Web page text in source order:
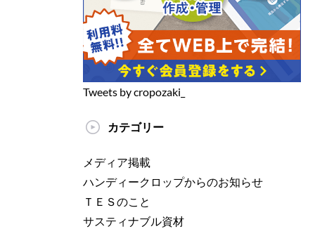
Tweets by cropozaki_
カテゴリー
メディア掲載
ハンディークロップからのお知らせ
ＴＥＳのこと
サスティナブル資材